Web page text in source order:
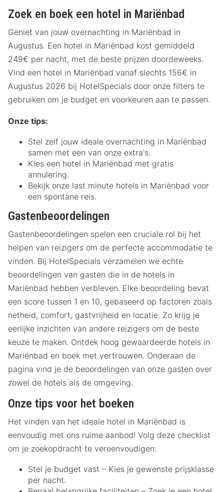
Zoek en boek een hotel in Mariënbad
Geniet van jouw overnachting in Mariënbad in
Augustus. Een hotel in Mariënbad kost gemiddeld
249€ per nacht, met de beste prijzen doordeweeks.
Vind een hotel in Mariënbad vanaf slechts 156€ in
Augustus 2026 bij HotelSpecials door onze filters te
gebruiken om je budget en voorkeuren aan te passen.
Onze tips:
Stel zelf jouw ideale overnachting in Mariënbad
samen met een van onze extra's.
Kies een hotel in Mariënbad met gratis
annulering.
Bekijk onze last minute hotels in Mariënbad voor
een spontane reis.
Gastenbeoordelingen
Gastenbeoordelingen spelen een cruciale rol bij het
helpen van reizigers om de perfecte accommodatie te
vinden. Bij HotelSpecials verzamelen we echte
beoordelingen van gasten die in de hotels in
Mariënbad hebben verbleven. Elke beoordeling bevat
een score tussen 1 en 10, gebaseerd op factoren zoals
netheid, comfort, gastvrijheid en locatie. Zo krijg je
eerlijke inzichten van andere reizigers om de beste
keuze te maken. Ontdek hoog gewaardeerde hotels in
Mariënbad en boek met vertrouwen. Onderaan de
pagina vind je de beoordelingen van onze gasten over
zowel de hotels als de omgeving.
Onze tips voor het boeken
Het vinden van het ideale hotel in Mariënbad is
eenvoudig met ons ruime aanbod! Volg deze checklist
om je zoekopdracht te vereenvoudigen:
Stel je budget vast – Kies je gewenste prijsklasse
per nacht.